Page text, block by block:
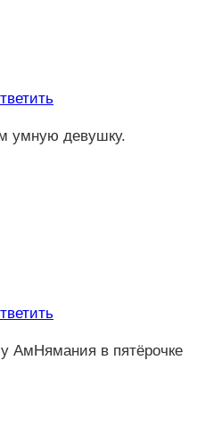
умную девушку.
АмНямания в пятёрочке